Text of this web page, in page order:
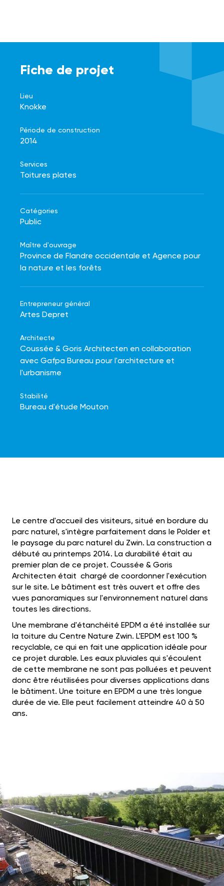
Fiche de projet
Lieu
Knokke
Période de construction
2014
Services
Toitures plates
Catégories
Public
Maître d'ouvrage
Province de Flandre occidentale et Agence pour
la nature et les forêts
Entrepreneur général
Artes Depret
Architecte
Coussée & Goris Architecten en collaboration
avec Gafpa Bureau pour l'architecture et
l'urbanisme
Stabilité
Bureau d'étude Mouton
Le centre d'accueil des visiteurs, situé en bordure du
parc naturel, s'intègre parfaitement dans le Polder et
le paysage du parc naturel du Zwin. La construction a
débuté au printemps 2014. La durabilité était au
premier plan de ce projet. Coussée & Goris
Architecten était chargé de coordonner l'exécution
sur le site. Le bâtiment est très ouvert et offre des
vues panoramiques sur l'environnement naturel dans
toutes les directions.
Une membrane d'étanchéité EPDM a été installée sur
la toiture du Centre Nature Zwin. L'EPDM est 100 %
recyclable, ce qui en fait une application idéale pour
ce projet durable. Les eaux pluviales qui s'écoulent
de cette membrane ne sont pas polluées et peuvent
donc être réutilisées pour diverses applications dans
le bâtiment. Une toiture en EPDM a une très longue
durée de vie. Elle peut facilement atteindre 40 à 50
ans.